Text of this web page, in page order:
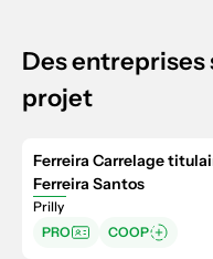
Des
projet
Ferreira Carrelage
Ferreira Santos
Prilly
PRO
COOP